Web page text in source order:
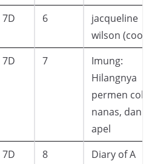
7D 6
jacqueline
wilson
7D 7
Imung:
Hilangnya
permen
nanas, dan
apel
7D 8
Diary of A